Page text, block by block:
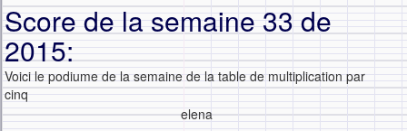
Score de la semaine 33 de
2015:
Voici le podiume de la semaine de la table de multiplication par
cinq
elena